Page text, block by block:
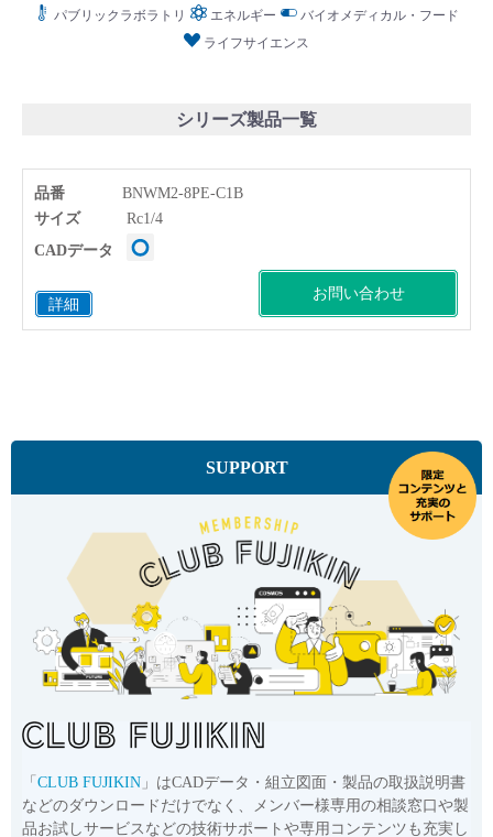
お問い合わせ
パブリックラボラトリ
エネルギー
バイオメディカル・フード
ライフサイエンス
シリーズ製品一覧
品番 BNWM2-8PE-C1B
詳細
サイズ Rc1/4
お問い合わせ
CADデータ
SUPPORT
「 CLUB FUJIKIN 」はCADデータ・組立図面・製品の取扱説明書
などのダウンロードだけでなく、メンバー様専用の相談窓口や製
品お試しサービスなどの技術サポートや専用コンテンツも充実し